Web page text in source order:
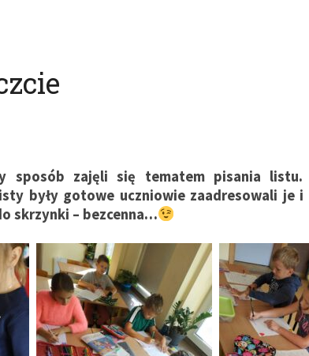
sposób zajęli się tematem pisania listu.
były gotowe uczniowie zaadresowali je i
skrzynki – bezcenna…